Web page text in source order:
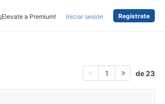
¡Elevate a Premium! Iniciar sesión Regístrate
1 de 23